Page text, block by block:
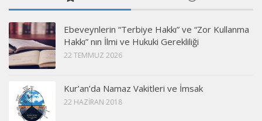
Ebeveynlerin “Terbiye Hakkı” ve “Zor Kullanma
Hakkı” nın İlmi ve Hukuki Gerekliliği
22 TEMMUZ 2026
Kur’an’da Namaz Vakitleri ve İmsak
22 HAZIRAN 2018